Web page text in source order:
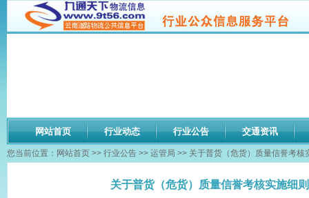
网站首页 行业动态 行业公告 交通资讯
您当前位置： 网站首页 >> 行业公告 >> 运管局 >> 关于普货（危货）质量信誉考核
关于普货（危货）质量信誉考核实施细